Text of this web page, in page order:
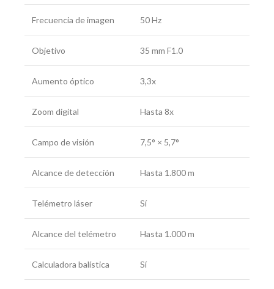
Frecuencia de imagen 50 Hz
Objetivo 35 mm F1.0
Aumento óptico 3,3x
Zoom digital Hasta 8x
Campo de visión 7,5° × 5,7°
Alcance de detección Hasta 1.800 m
Telémetro láser Sí
Alcance del telémetro Hasta 1.000 m
Calculadora balística Sí